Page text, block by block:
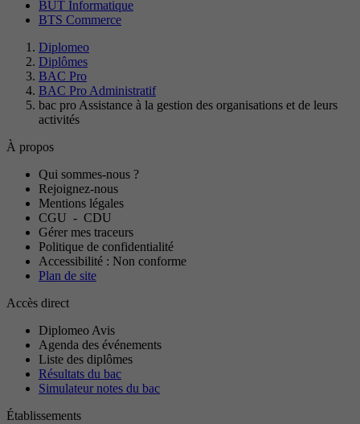
BUT Informatique
BTS Commerce
Diplomeo
Diplômes
BAC Pro
BAC Pro Administratif
bac pro Assistance à la gestion des organisations et de leurs
activités
À propos
Qui sommes-nous ?
Rejoignez-nous
Mentions légales
CGU - CDU
Gérer mes traceurs
Politique de confidentialité
Accessibilité : Non conforme
Plan de site
Accès direct
Diplomeo Avis
Agenda des événements
Liste des diplômes
Résultats du bac
Simulateur notes du bac
Établissements